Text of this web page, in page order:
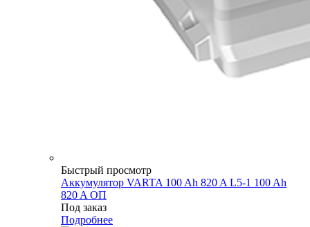
Быстрый просмотр
Аккумулятор VARTA 100 Ah 820 A L5-1 100 Ah
820 A ОП
Под заказ
Подробнее